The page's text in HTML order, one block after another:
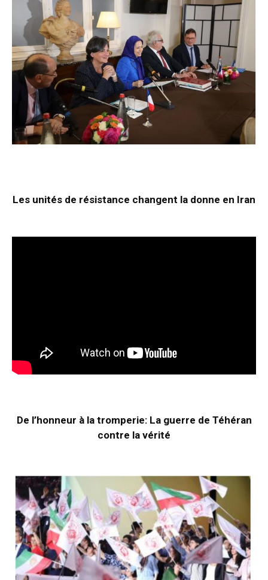
Les unités de résistance changent la donne en Iran
De l’honneur à la tromperie: La guerre de Téhéran
contre la vérité